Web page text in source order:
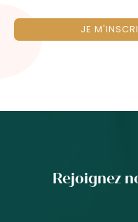
JE
Rejoignez